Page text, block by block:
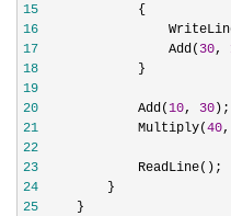
15
16
17
                 Add(
30,
18
19
20
             Add(
10, 30
21
             Multiply(
40,
22
23
24
25